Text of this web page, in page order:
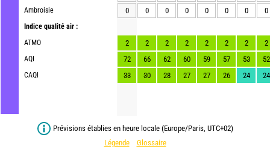
Ambroisie
Indice qualité air :
ATMO
AQI
CAQI
0
0 0 0 0 0 0 0
2 2 2 2 2 2 2
2
72
66 62 60 59 57 53
52
33
30 28 27 27 26 24 24
Prévisions établies en heure locale (Europe/Paris, UTC+02)
Légende
Glossaire